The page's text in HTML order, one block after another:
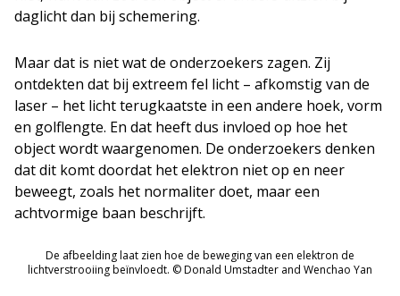
daglicht dan bij schemering.
Maar dat is niet wat de onderzoekers zagen. Zij
ontdekten dat bij extreem fel licht – afkomstig van de
laser – het licht terugkaatste in een andere hoek, vorm
en golflengte. En dat heeft dus invloed op hoe het
object wordt waargenomen. De onderzoekers denken
dat dit komt doordat het elektron niet op en neer
beweegt, zoals het normaliter doet, maar een
achtvormige baan beschrijft.
De afbeelding laat zien hoe de beweging van een elektron de
lichtverstrooiing beïnvloedt. © Donald Umstadter and Wenchao Yan